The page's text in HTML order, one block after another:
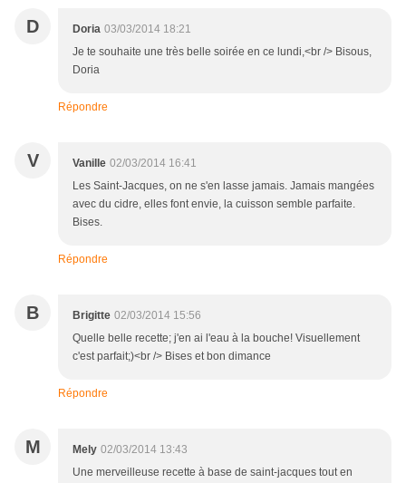
D Doria 03/03/2014 18:21
Je te souhaite une très belle soirée en ce lundi,<br /> Bisous,
Doria
Répondre
V Vanille 02/03/2014 16:41
Les Saint-Jacques, on ne s'en lasse jamais. Jamais mangées
avec du cidre, elles font envie, la cuisson semble parfaite.
Bises.
Répondre
B Brigitte 02/03/2014 15:56
Quelle belle recette; j'en ai l'eau à la bouche! Visuellement
c'est parfait;)<br /> Bises et bon dimance
Répondre
M Mely 02/03/2014 13:43
Une merveilleuse recette à base de saint-jacques tout en